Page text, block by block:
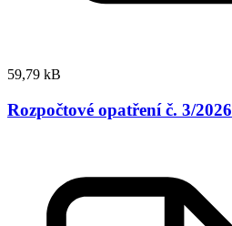
59,79 kB
Rozpočtové opatření č. 3/2026